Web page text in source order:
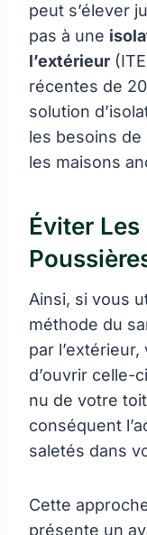
peut s’élever
pas à une
l’extérieur
récentes de
solution
les besoins de
les maisons
Éviter Les
Ainsi, si vous
méthode du
par
d’ouvrir celle-
nu de votre
conséquent
saletés dans
Cette
présente un